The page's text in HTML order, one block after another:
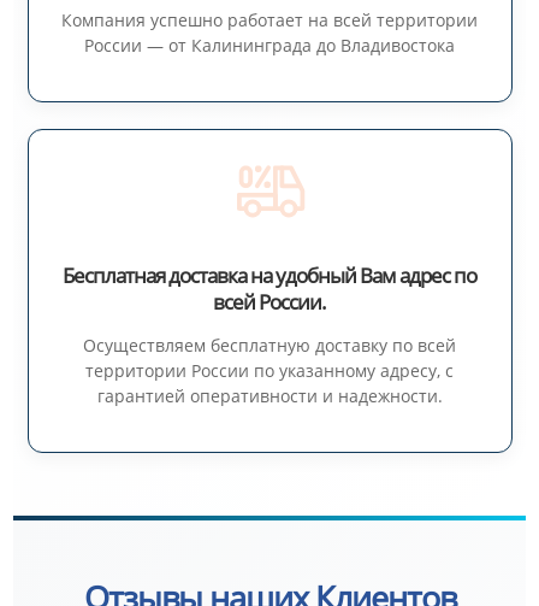
Компания успешно работает на всей территории
России — от Калининграда до Владивостока
Бесплатная доставка на удобный Вам адрес по
всей России.
Осуществляем бесплатную доставку по всей
территории России по указанному адресу, с
гарантией оперативности и надежности.
Отзывы наших Клиентов